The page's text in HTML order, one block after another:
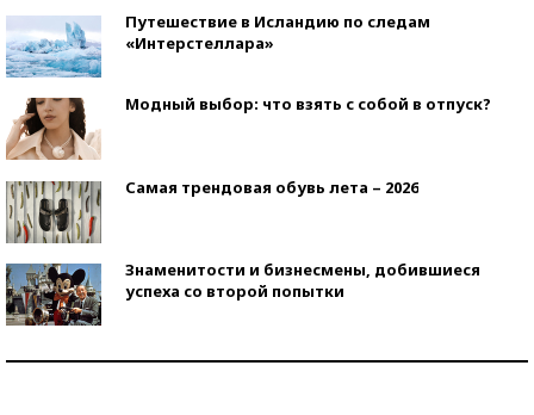
Путешествие в Исландию по следам
«Интерстеллара»
Модный выбор: что взять с собой в отпуск?
Самая трендовая обувь лета – 2026
Знаменитости и бизнесмены, добившиеся
успеха со второй попытки